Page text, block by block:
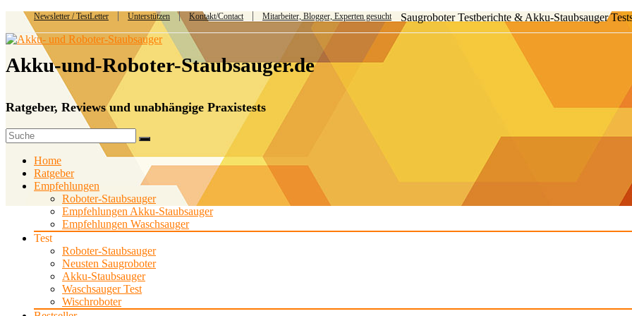
Newsletter / TestLetter Unterstützen Kontakt/Contact Mitarbeiter, Blogger, Experten gesucht Saugroboter Testberichte & Akku-Staubsauger
Akku-und-Roboter-Staubsauger.de
Ratgeber, Reviews und unabhängige Praxistests
Home
Ratgeber
Empfehlungen
Roboter-Staubsauger
Empfehlungen Akku-Staubsauger
Empfehlungen Waschsauger
Test
Roboter-Staubsauger
Neusten Saugroboter
Akku-Staubsauger
Waschsauger Test
Wischroboter